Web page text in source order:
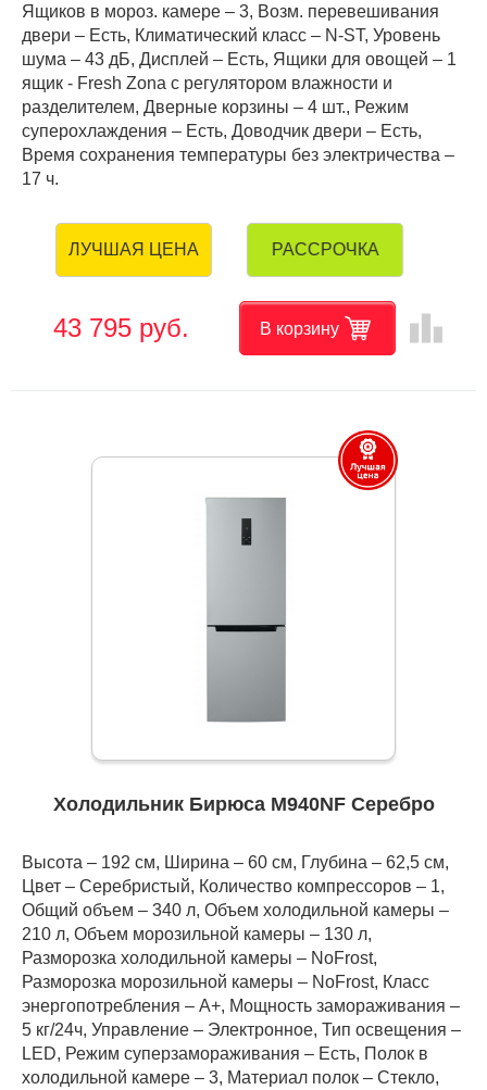
Ящиков в мороз. камере – 3, Возм. перевешивания
двери – Есть, Климатический класс – N-ST, Уровень
шума – 43 дБ, Дисплей – Есть, Ящики для овощей – 1
ящик - Fresh Zona с регулятором влажности и
разделителем, Дверные корзины – 4 шт., Режим
суперохлаждения – Есть, Доводчик двери – Есть,
Время сохранения температуры без электричества –
17 ч.
ЛУЧШАЯ ЦЕНА РАССРОЧКА
43 795 руб. В корзину leaderboard
Холодильник Бирюса M940NF Серебро
Высота – 192 см, Ширина – 60 см, Глубина – 62,5 см,
Цвет – Серебристый, Количество компрессоров – 1,
Общий объем – 340 л, Объем холодильной камеры –
210 л, Объем морозильной камеры – 130 л,
Разморозка холодильной камеры – NoFrost,
Разморозка морозильной камеры – NoFrost, Класс
энергопотребления – А+, Мощность замораживания –
5 кг/24ч, Управление – Электронное, Тип освещения –
LED, Режим суперзамораживания – Есть, Полок в
холодильной камере – 3, Материал полок – Стекло,